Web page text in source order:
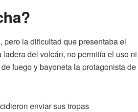
, pero la dificultad que presentaba el
del volcán, no permitía el uso ni
fuego y bayoneta la protagonista de
enviar sus tropas